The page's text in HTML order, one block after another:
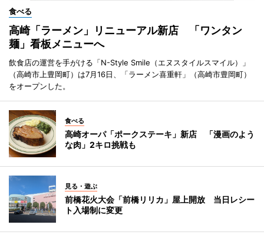
食べる
高崎「ラーメン」リニューアル新店 「ワンタン
麺」看板メニューへ
飲食店の運営を手がける「N-Style Smile（エヌスタイルスマイル）」
（高崎市上豊岡町）は7月16日、「ラーメン喜重軒」（高崎市豊岡町）
をオープンした。
食べる
高崎オーパ「ポークステーキ」新店 「漫画のよう
な肉」2キロ挑戦も
見る・遊ぶ
前橋花火大会「前橋リリカ」屋上開放 当日レシー
ト入場制に変更